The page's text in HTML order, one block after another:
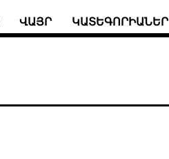
ՎԱՅՐ ԿԱՏԵԳՈՐԻԱՆԵՐ